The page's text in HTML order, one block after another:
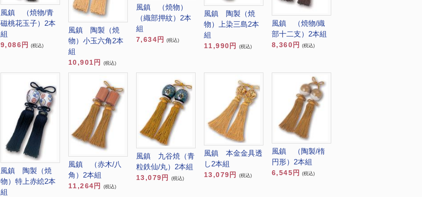
風鎮 （焼物/青
磁桃花玉子）2本
組
9,086円 (税込)
風鎮 陶製（焼
物）小玉六角2本
組
10,901円 (税込)
風鎮 （焼物）
（織部押紋）2本
組
7,634円 (税込)
風鎮 陶製（焼
物）上染三島2本
組
11,990円 (税込)
風鎮 （焼物/織
部十二支）2本組
8,360円 (税込)
風鎮 陶製（焼
物）特上赤絵2本
組
風鎮 （赤木/八
角）2本組
11,264円 (税込)
風鎮 九谷焼（青
粒鉄仙/丸）2本組
13,079円 (税込)
風鎮 本金金具透
し2本組
13,079円 (税込)
風鎮 （陶製/楕
円形）2本組
6,545円 (税込)